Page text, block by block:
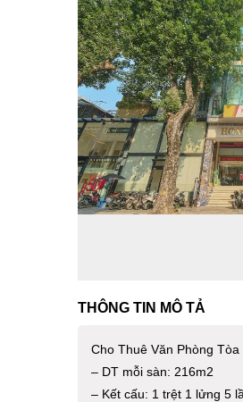
THÔNG TIN MÔ TẢ
Cho Thuê Văn Phòng
– DT mỗi sàn: 216m2
– Kết cấu: 1 trệt 1 lửng 5